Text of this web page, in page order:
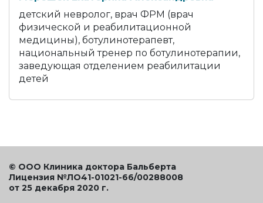
детский невролог, врач ФРМ (врач
физической и реабилитационной
медицины), ботулинотерапевт,
национальный тренер по ботулинотерапии,
заведующая отделением реабилитации
детей
© ООО Клиника доктора Бальберта
Лицензия №ЛО41-01021-66/00288008
от 25 декабря 2020 г.